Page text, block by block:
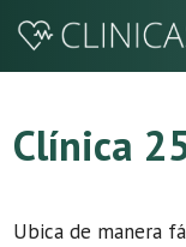
Saltar
Clínica
Ubica de manera